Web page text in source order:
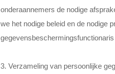
onderaannemers de nodige
we het nodige beleid en de nodige
3. Verzameling van persoonlijke